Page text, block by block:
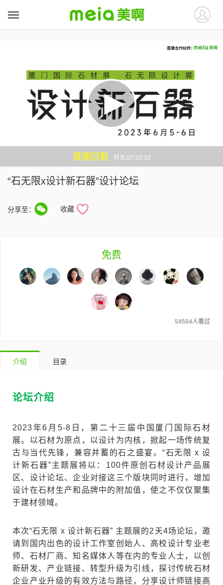
直播回看 时长:07:33:32
“石无限x设计新石器”设计论坛
分享至： 收藏
免费
54504人看过
介绍 目录
论坛介绍
2023年6月5-8日，第二十三届中国厦门国际石材
展。以石材为原点，以设计为内核，掀起一场传统复
古与当代先锋，兼容并蓄的石之盛宴。“石无限 x 设
计新石器”主题展将以：100件原创石材设计产品展
区、设计论坛、企业对接这三个版块同时进行，增加
设计在石材生产和品牌中的附加值，使之不仅仅聚集
于建材领域。
本次“石无限 x 设计新石器” 主题展的2天4场论坛，邀
请到国内出色的设计工作室创始人、高校设计专业老
师、石材厂商、知名媒体人等在内的专业人士，以创
新研发、产业链接、转型升级为引线，探讨传统石材
企业产业升级的有效方法与路径，分享设计师链接高